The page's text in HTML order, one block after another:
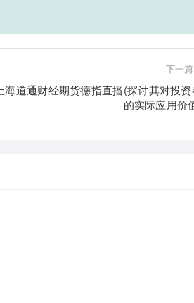
下一篇
海道通财经期货德指直播(探讨其对投
的实际应用价